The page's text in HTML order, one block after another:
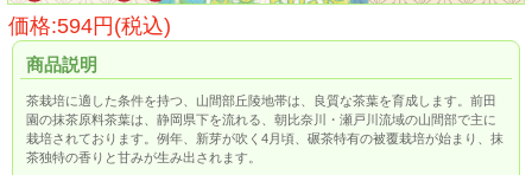
価格:594円(税込)
商品説明
茶栽培に適した条件を持つ、山間部丘陵地帯は、良質な茶葉を育成します。前田
園の抹茶原料茶葉は、静岡県下を流れる、朝比奈川・瀬戸川流域の山間部で主に
栽培されております。例年、新芽が吹く4月頃、碾茶特有の被覆栽培が始まり、抹
茶独特の香りと甘みが生み出されます。